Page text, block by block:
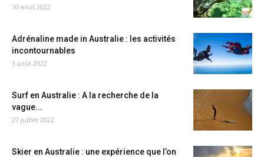
10 août 2022
Adrénaline made in Australie : les activités
incontournables
3 août 2022
Surf en Australie : A la recherche de la
vague...
27 juillet 2022
Skier en Australie : une expérience que l’on